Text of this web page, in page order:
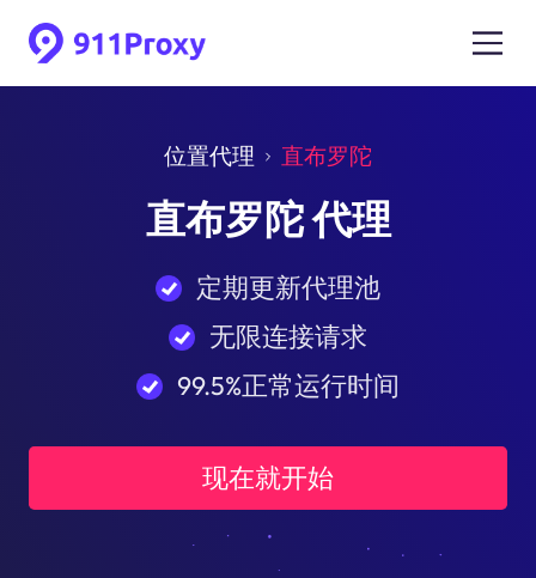
位置代理 直布罗陀
直布罗陀 代理
定期更新代理池
无限连接请求
99.5%正常运行时间
现在就开始